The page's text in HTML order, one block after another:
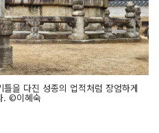
을 다진 성종의 업적처럼 장엄하게
. ©이혜숙